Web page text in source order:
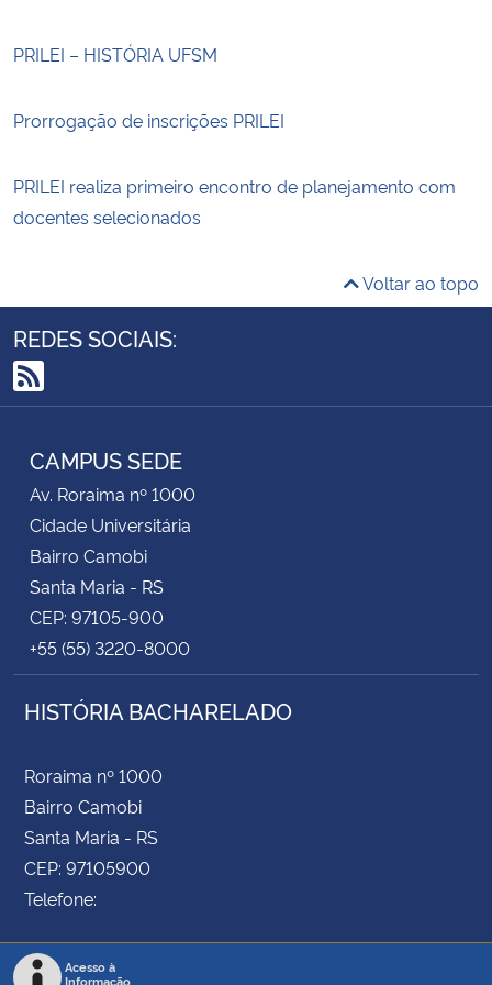
PRILEI – HISTÓRIA UFSM
Prorrogação de inscrições PRILEI
PRILEI realiza primeiro encontro de planejamento com
docentes selecionados
Voltar ao topo
REDES SOCIAIS:
RSS
CAMPUS SEDE
Av. Roraima nº 1000
Cidade Universitária
Bairro Camobi
Santa Maria - RS
CEP: 97105-900
+55 (55) 3220-8000
HISTÓRIA BACHARELADO
Roraima nº 1000
Bairro Camobi
Santa Maria - RS
CEP: 97105900
Telefone:
Acesso à
Informação